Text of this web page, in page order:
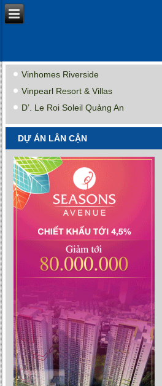
Vinhomes Riverside
Vinpearl Resort & Villas
D’. Le Roi Soleil Quảng An
DỰ ÁN LÂN CẬN